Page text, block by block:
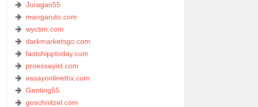
Juragan55
mangaruto.com
wyctim.com
darkmarketsgo.com
fastshipptoday.com
proessayist.com
essayonlinethx.com
Genting55
goschnitzel.com